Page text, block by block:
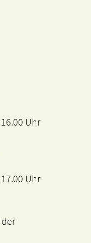
Uhr
Uhr